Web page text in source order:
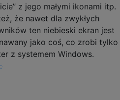
z jego małymi ikonami itp.
że nawet dla zwykłych
ten niebieski ekran jest
jako coś, co zrobi tylko
z systemem Windows.